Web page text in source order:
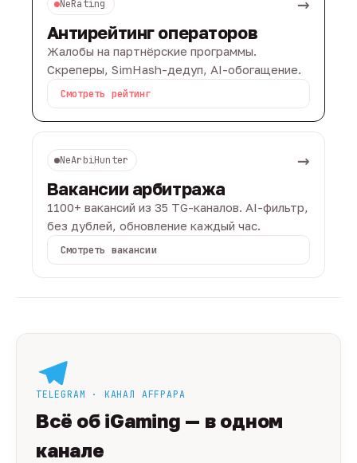
NeRating
Антирейтинг операторов
Жалобы на партнёрские программы.
Скреперы, SimHash-дедуп, AI-обогащение.
Смотреть рейтинг
NeArbiHunter →
Вакансии арбитража
1100+ вакансий из 35 TG-каналов. AI-фильтр,
без дублей, обновление каждый час.
Смотреть вакансии
TELEGRAM · КАНАЛ AFFPAPA
Всё об iGaming — в одном
канале